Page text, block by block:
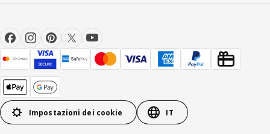
Impostazioni dei cookie IT